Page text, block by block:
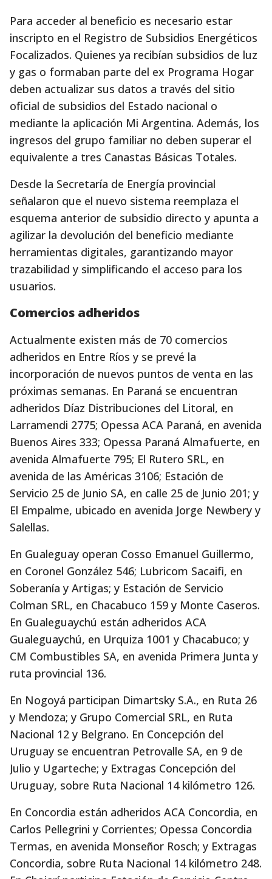
Para acceder al beneficio es necesario estar
inscripto en el Registro de Subsidios Energéticos
Focalizados. Quienes ya recibían subsidios de luz
y gas o formaban parte del ex Programa Hogar
deben actualizar sus datos a través del sitio
oficial de subsidios del Estado nacional o
mediante la aplicación Mi Argentina. Además, los
ingresos del grupo familiar no deben superar el
equivalente a tres Canastas Básicas Totales.
Desde la Secretaría de Energía provincial
señalaron que el nuevo sistema reemplaza el
esquema anterior de subsidio directo y apunta a
agilizar la devolución del beneficio mediante
herramientas digitales, garantizando mayor
trazabilidad y simplificando el acceso para los
usuarios.
Comercios adheridos
Actualmente existen más de 70 comercios
adheridos en Entre Ríos y se prevé la
incorporación de nuevos puntos de venta en las
próximas semanas. En Paraná se encuentran
adheridos Díaz Distribuciones del Litoral, en
Larramendi 2775; Opessa ACA Paraná, en avenida
Buenos Aires 333; Opessa Paraná Almafuerte, en
avenida Almafuerte 795; El Rutero SRL, en
avenida de las Américas 3106; Estación de
Servicio 25 de Junio SA, en calle 25 de Junio 201; y
El Empalme, ubicado en avenida Jorge Newbery y
Salellas.
En Gualeguay operan Cosso Emanuel Guillermo,
en Coronel González 546; Lubricom Sacaifi, en
Soberanía y Artigas; y Estación de Servicio
Colman SRL, en Chacabuco 159 y Monte Caseros.
En Gualeguaychú están adheridos ACA
Gualeguaychú, en Urquiza 1001 y Chacabuco; y
CM Combustibles SA, en avenida Primera Junta y
ruta provincial 136.
En Nogoyá participan Dimartsky S.A., en Ruta 26
y Mendoza; y Grupo Comercial SRL, en Ruta
Nacional 12 y Belgrano. En Concepción del
Uruguay se encuentran Petrovalle SA, en 9 de
Julio y Ugarteche; y Extragas Concepción del
Uruguay, sobre Ruta Nacional 14 kilómetro 126.
En Concordia están adheridos ACA Concordia, en
Carlos Pellegrini y Corrientes; Opessa Concordia
Termas, en avenida Monseñor Rosch; y Extragas
Concordia, sobre Ruta Nacional 14 kilómetro 248.